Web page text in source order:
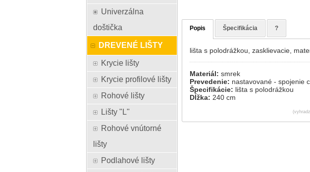
Univerzálna
doštička
DREVENÉ LIŠTY
Krycie lišty
Krycie profilové lišty
Rohové lišty
Lišty "L"
Rohové vnútorné
lišty
Podlahové lišty
Popis Špecifikácia ?
lišta s polodrážkou, zasklievacie,
Materiál:smrek
Prevedenie: nastavované - spojenie
Špecifikácie: lišta s polodrážkou
Dĺžka: 240 cm